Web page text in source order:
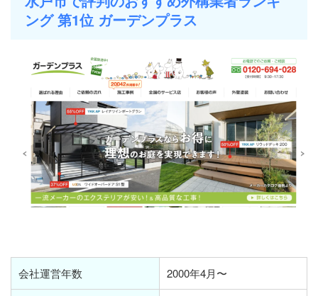
ング 第1位 ガーデンプラス
会社運営年数 2000年4月〜